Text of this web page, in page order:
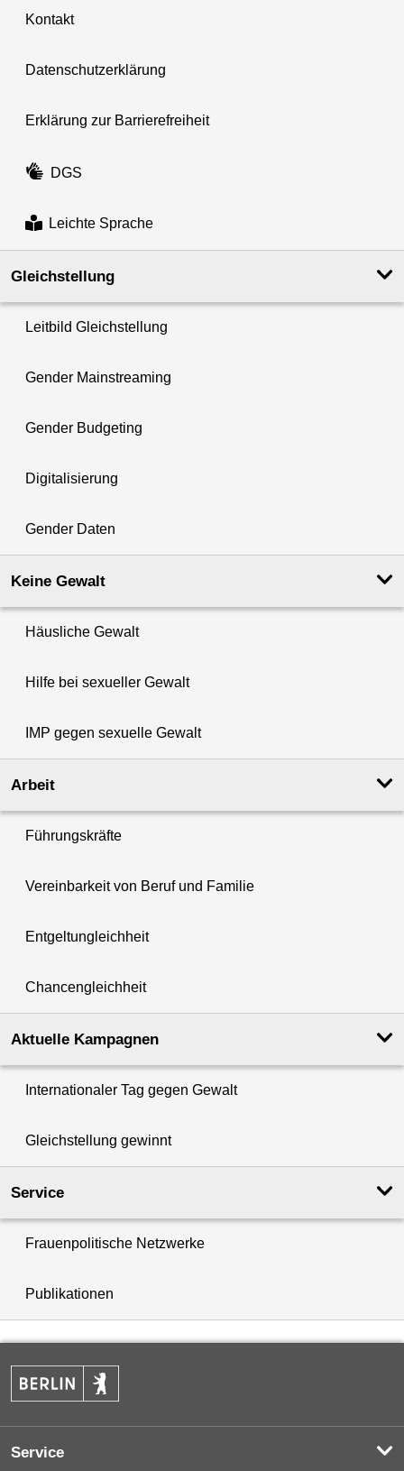
Kontakt
Datenschutzerklärung
Erklärung zur Barrierefreiheit
DGS
Leichte Sprache
Gleichstellung
Leitbild Gleichstellung
Gender Mainstreaming
Gender Budgeting
Digitalisierung
Gender Daten
Keine Gewalt
Häusliche Gewalt
Hilfe bei sexueller Gewalt
IMP gegen sexuelle Gewalt
Arbeit
Führungskräfte
Vereinbarkeit von Beruf und Familie
Entgeltungleichheit
Chancengleichheit
Aktuelle Kampagnen
Internationaler Tag gegen Gewalt
Gleichstellung gewinnt
Service
Frauenpolitische Netzwerke
Publikationen
Service